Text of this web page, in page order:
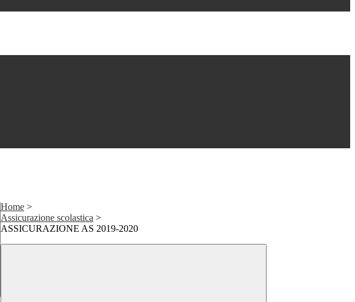
Home >
Assicurazione scolastica >
ASSICURAZIONE AS 2019-2020